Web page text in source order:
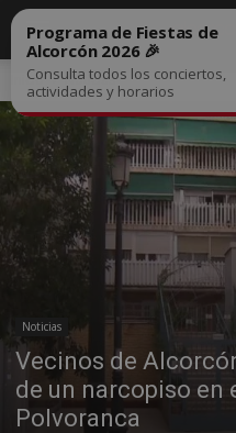
Inicio Noticias
Noticias
Vecinos de
de un narcopiso en
Polvoranca
Programa de Fiestas de
Alcorcón 2026 🎉
Consulta todos los conciertos,
actividades y horarios